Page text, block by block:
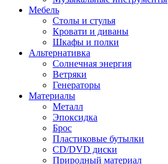
Мебель
Столы и стулья
Кровати и диваны
Шкафы и полки
Альтернативка
Солнечная энергия
Ветряки
Генераторы
Материалы
Металл
Эпоксидка
Брос
Пластиковые бутылки
CD/DVD диски
Природный материал